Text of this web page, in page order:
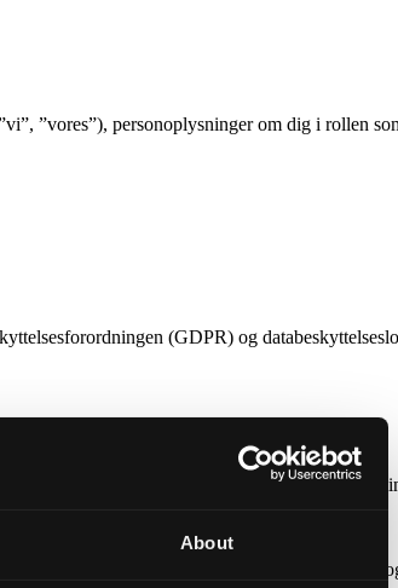
About
”vores”), personoplysninger om dig i rollen
(GDPR) og
spørgsmål eller kommentarer til vores
Det kan f.eks. være IP-adresse, information